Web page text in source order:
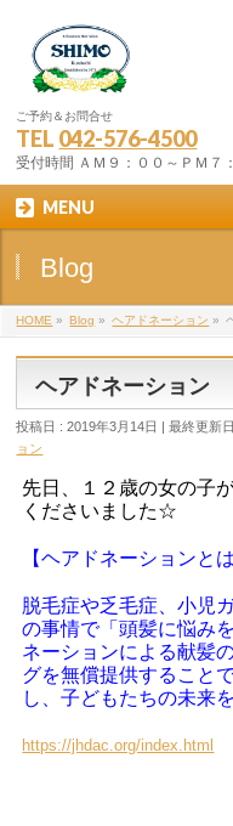
ご予約＆お問合せ
TEL 042-576-4500
受付時間 ＡＭ９：００～ＰＭ７
MENU
Blog
HOME » Blog » ヘアドネーション »
ヘアドネーション
投稿日 : 2019年3月14日 最終更新
ョン
先日、１２歳の女の子
くださいました☆
【ヘアドネーションとは
脱毛症や乏毛症、小児
の事情で「頭髪に悩み
ネーションによる献髪
グを無償提供すること
し、子どもたちの未来
https://jhdac.org/index.html